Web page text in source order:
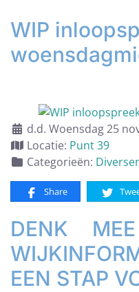
WIP
d.d. Woensdag 25
Locatie: Punt 39
Categorieën:
Share
DENK
EEN STAP